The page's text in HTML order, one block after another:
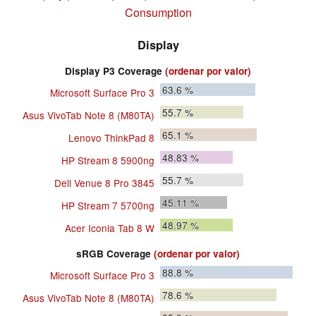
Consumption
Display
Display P3 Coverage (ordenar por valor)
Microsoft Surface Pro 3 63.6 %
Asus VivoTab Note 8 (M80TA) 55.7 %
Lenovo ThinkPad 8 65.1 %
HP Stream 8 5900ng 48.83 %
Dell Venue 8 Pro 3845 55.7 %
HP Stream 7 5700ng 45.11 %
Acer Iconia Tab 8 W 48.97%
sRGB Coverage (ordenar por valor)
Microsoft Surface Pro 3 88.8 %
Asus VivoTab Note 8 (M80TA) 78.6 %